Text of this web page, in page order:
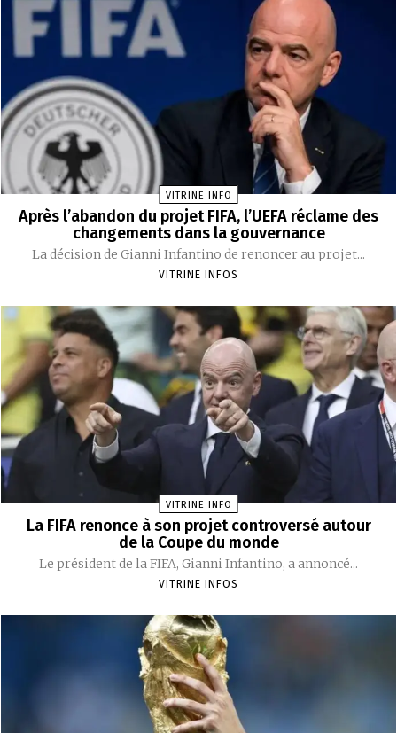
VITRINE INFO
Après l’abandon du projet FIFA, l’UEFA réclame des
changements dans la gouvernance
La décision de Gianni Infantino de renoncer au projet...
VITRINE INFOS
VITRINE INFO
La FIFA renonce à son projet controversé autour
de la Coupe du monde
Le président de la FIFA, Gianni Infantino, a annoncé...
VITRINE INFOS